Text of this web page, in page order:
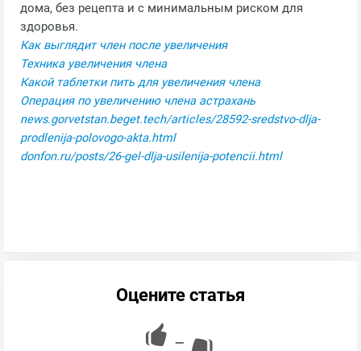
дома, без рецепта и с минимальным риском для
здоровья.
Как выглядит член после увеличения
Техника увеличения члена
Какой таблетки пить для увеличения члена
Операция по увеличению члена астрахань
news.gorvetstan.beget.tech/articles/28592-sredstvo-dlja-
prodlenija-polovogo-akta.html
donfon.ru/posts/26-gel-dlja-usilenija-potencii.html
Оцените статья
—